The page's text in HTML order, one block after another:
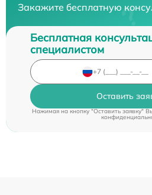
Закажите бесплатную
Бесплатная
специалистом
Оставить
Нажимая на кнопку "Оставить заявку"